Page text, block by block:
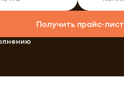
Получить прайс-лист